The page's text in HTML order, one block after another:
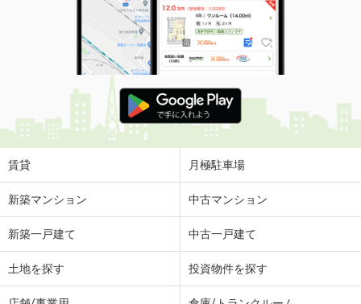
賃貸 月極駐車場
新築マンション 中古マンション
新築一戸建て 中古一戸建て
土地を探す 投資物件を探す